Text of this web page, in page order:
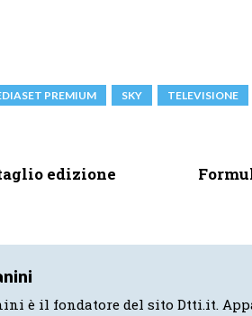
PREMIUM SKY TELEVISIONE
edizione
è il fondatore del sito Dtti.it.